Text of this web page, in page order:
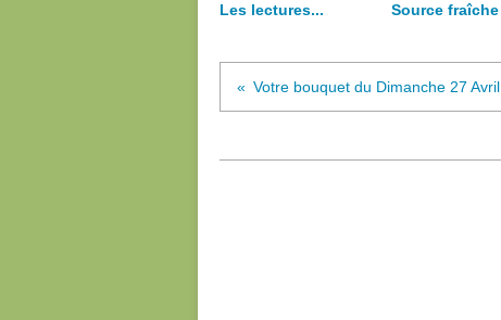
Les lectures...
Source fraîche
Votre bouquet du Dimanche 27 Avril